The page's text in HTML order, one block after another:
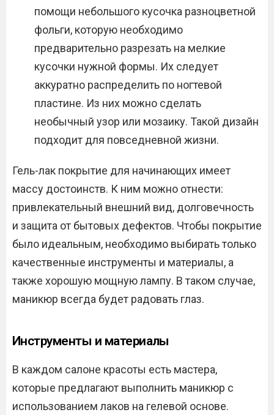
помощи небольшого кусочка разноцветной
фольги, которую необходимо
предварительно разрезать на мелкие
кусочки нужной формы. Их следует
аккуратно распределить по ногтевой
пластине. Из них можно сделать
необычный узор или мозаику. Такой дизайн
подходит для повседневной жизни.
Гель-лак покрытие для начинающих имеет
массу достоинств. К ним можно отнести:
привлекательный внешний вид, долговечность
и защита от бытовых дефектов. Чтобы покрытие
было идеальным, необходимо выбирать только
качественные инструменты и материалы, а
также хорошую мощную лампу. В таком случае,
маникюр всегда будет радовать глаз.
Инструменты и материалы
В каждом салоне красоты есть мастера,
которые предлагают выполнить маникюр с
использованием лаков на гелевой основе.